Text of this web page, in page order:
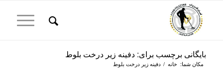
بایگانی برچسب برای: دفینه زیر درخت بلوط
مکان شما: خانه / دفینه زیر درخت بلوط